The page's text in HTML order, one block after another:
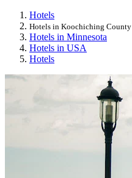
Hotels
Hotels in Koochiching County
Hotels in Minnesota
Hotels in USA
Hotels